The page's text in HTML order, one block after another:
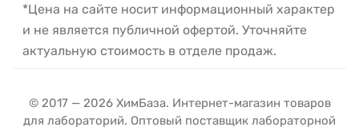
*Цена на сайте носит информационный характер
и не является публичной офертой. Уточняйте
актуальную стоимость в отделе продаж.
© 2017 — 2026 ХимБаза. Интернет-магазин товаров
для лабораторий. Оптовый поставщик лабораторной